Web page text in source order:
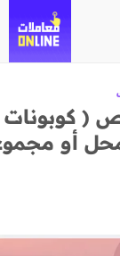
(
أو